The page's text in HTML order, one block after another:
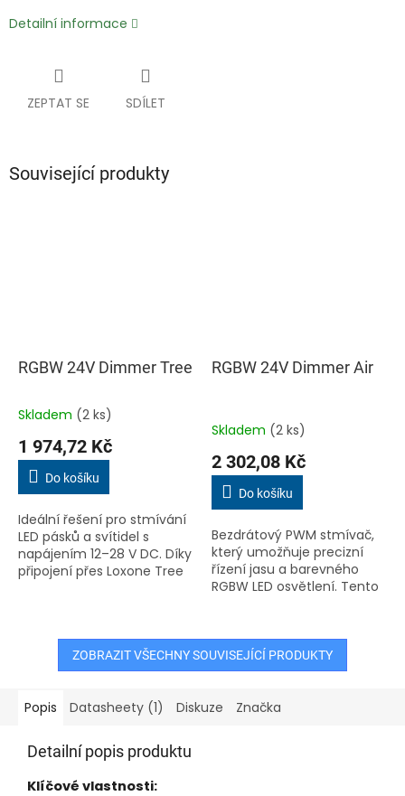
Detailní informace
ZEPTAT SE SDÍLET
Související produkty
RGBW 24V Dimmer Tree
Průměrné
produktu
5,0
5
hvězdiček.
Skladem (2 ks)
1 974,72 Kč
Do košíku
Ideální řešení pro stmívání
LED pásků a svítidel s
napájením 12–28 V DC. Díky
připojení přes Loxone Tree
Klíčové...
RGBW 24V Dimmer Air
Skladem (2 ks)
2 302,08 Kč
Do košíku
Bezdrátový PWM stmívač,
který umožňuje precizní
řízení jasu a barevného
RGBW LED osvětlení. Tento
kanál) a je plně
kompatibilní...
ZOBRAZIT VŠECHNY SOUVISEJÍCÍ PRODUKTY
Popis Datasheety (1) Diskuze Značka
Detailní popis produktu
Klíčové vlastnosti: